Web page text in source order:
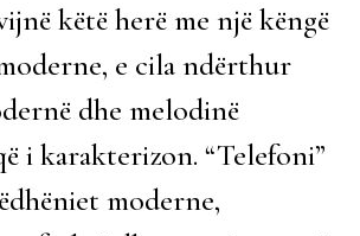
këtë herë me një këngë
e cila ndërthur
dhe melodinë
i karakterizon. “Telefoni”
moderne,